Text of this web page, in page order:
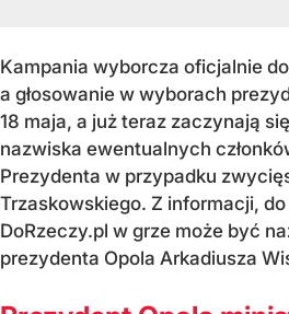
Kampania wyborcza oficjalnie
a głosowanie w wyborach
18 maja, a już teraz zaczynają
nazwiska ewentualnych
Prezydenta w przypadku
Trzaskowskiego. Z informacji,
DoRzeczy.pl w grze może być
prezydenta Opola Arkadiusza